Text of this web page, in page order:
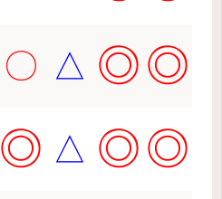
〇 △ ◎◎
◎ △ ◎◎